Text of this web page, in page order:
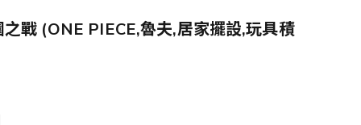
戰 (ONE PIECE,魯夫,居家擺設,玩具積